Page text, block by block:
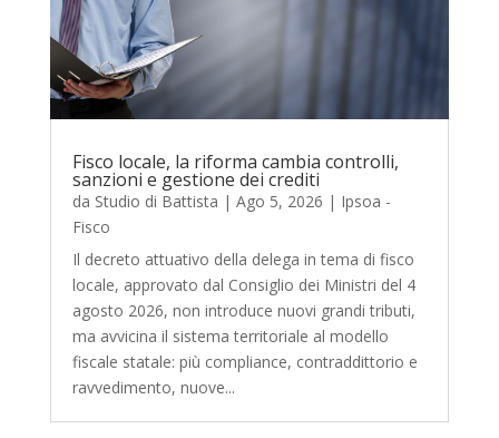
Fisco locale, la riforma cambia controlli,
sanzioni e gestione dei crediti
da Studio di Battista | Ago 5, 2026 | Ipsoa -
Fisco
Il decreto attuativo della delega in tema di fisco
locale, approvato dal Consiglio dei Ministri del 4
agosto 2026, non introduce nuovi grandi tributi,
ma avvicina il sistema territoriale al modello
fiscale statale: più compliance, contraddittorio e
ravvedimento, nuove...